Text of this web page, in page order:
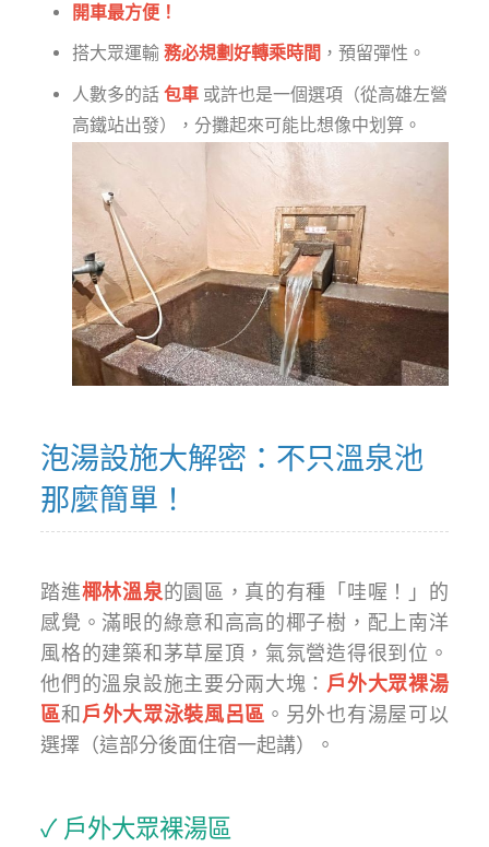
開車最方便！
搭大眾運輸務必規劃好轉乘時間 ，預留彈性。
人數多的話包車 或許也是一個選項（從高雄左營
高鐵站出發），分攤起來可能比想像中划算。
泡湯設施大解密：不只溫泉池
那麼簡單！
踏進椰林溫泉的園區，真的有種「哇喔！」的
感覺。滿眼的綠意和高高的椰子樹，配上南洋
風格的建築和茅草屋頂，氣氛營造得很到位。
他們的溫泉設施主要分兩大塊： 戶外大眾裸湯
區和戶外大眾泳裝風呂區 。另外也有湯屋可以
選擇（這部分後面住宿一起講）。
✓ 戶外大眾裸湯區